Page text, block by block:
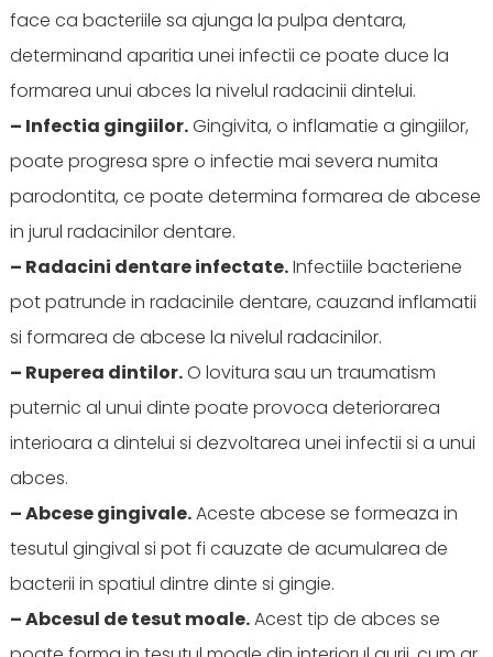
face ca bacteriile sa ajunga la pulpa dentara,
determinand aparitia unei infectii ce poate duce la
formarea unui abces la nivelul radacinii dintelui.
– Infectia gingiilor.Gingivita, o inflamatie a gingiilor,
poate progresa spre o infectie mai severa numita
parodontita, ce poate determina formarea de abcese
in jurul radacinilor dentare.
– Radacini dentare infectate.Infectiile bacteriene
pot patrunde in radacinile dentare, cauzand inflamatii
si formarea de abcese la nivelul radacinilor.
– Ruperea dintilor.O lovitura sau un traumatism
puternic al unui dinte poate provoca deteriorarea
interioara a dintelui si dezvoltarea unei infectii si a unui
abces.
– Abcese gingivale.Aceste abcese se formeaza in
tesutul gingival si pot fi cauzate de acumularea de
bacterii in spatiul dintre dinte si gingie.
– Abcesul de tesut moale.Acest tip de abces se